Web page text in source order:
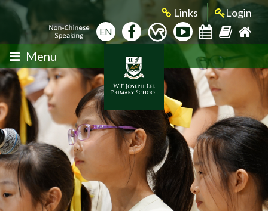
Links Login
EN
Menu